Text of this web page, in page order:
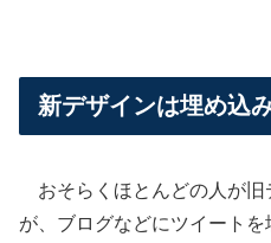
新デザインは埋め込
おそらくほとんどの人が旧
が、ブログなどにツイート